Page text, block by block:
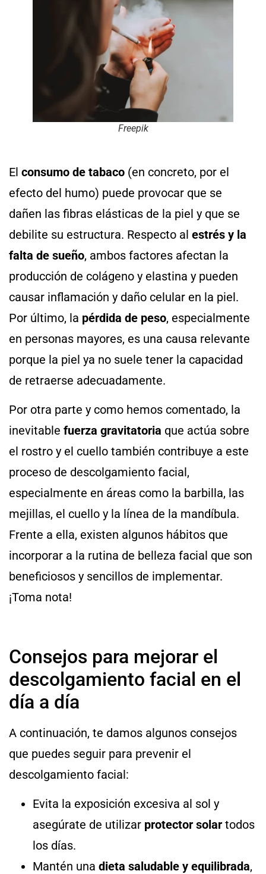
Freepik
El consumo de tabaco (en concreto, por el
efecto del humo) puede provocar que se
dañen las fibras elásticas de la piel y que se
debilite su estructura. Respecto al estrés y la
falta de sueño, ambos factores afectan la
producción de colágeno y elastina y pueden
causar inflamación y daño celular en la piel.
Por último, la pérdida de peso, especialmente
en personas mayores, es una causa relevante
porque la piel ya no suele tener la capacidad
de retraerse adecuadamente.
Por otra parte y como hemos comentado, la
inevitable fuerza gravitatoria que actúa sobre
el rostro y el cuello también contribuye a este
proceso de descolgamiento facial,
especialmente en áreas como la barbilla, las
mejillas, el cuello y la línea de la mandíbula.
Frente a ella, existen algunos hábitos que
incorporar a la rutina de belleza facial que son
beneficiosos y sencillos de implementar.
¡Toma nota!
Consejos para mejorar el
descolgamiento facial en el
día a día
A continuación, te damos algunos consejos
que puedes seguir para prevenir el
descolgamiento facial:
Evita la exposición excesiva al sol y
asegúrate de utilizar protector solar todos
los días.
Mantén una dieta saludable y equilibrada,